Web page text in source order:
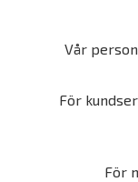
Vår
För
För